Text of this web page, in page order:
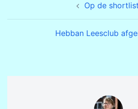
Op de
Hebban Leesclub